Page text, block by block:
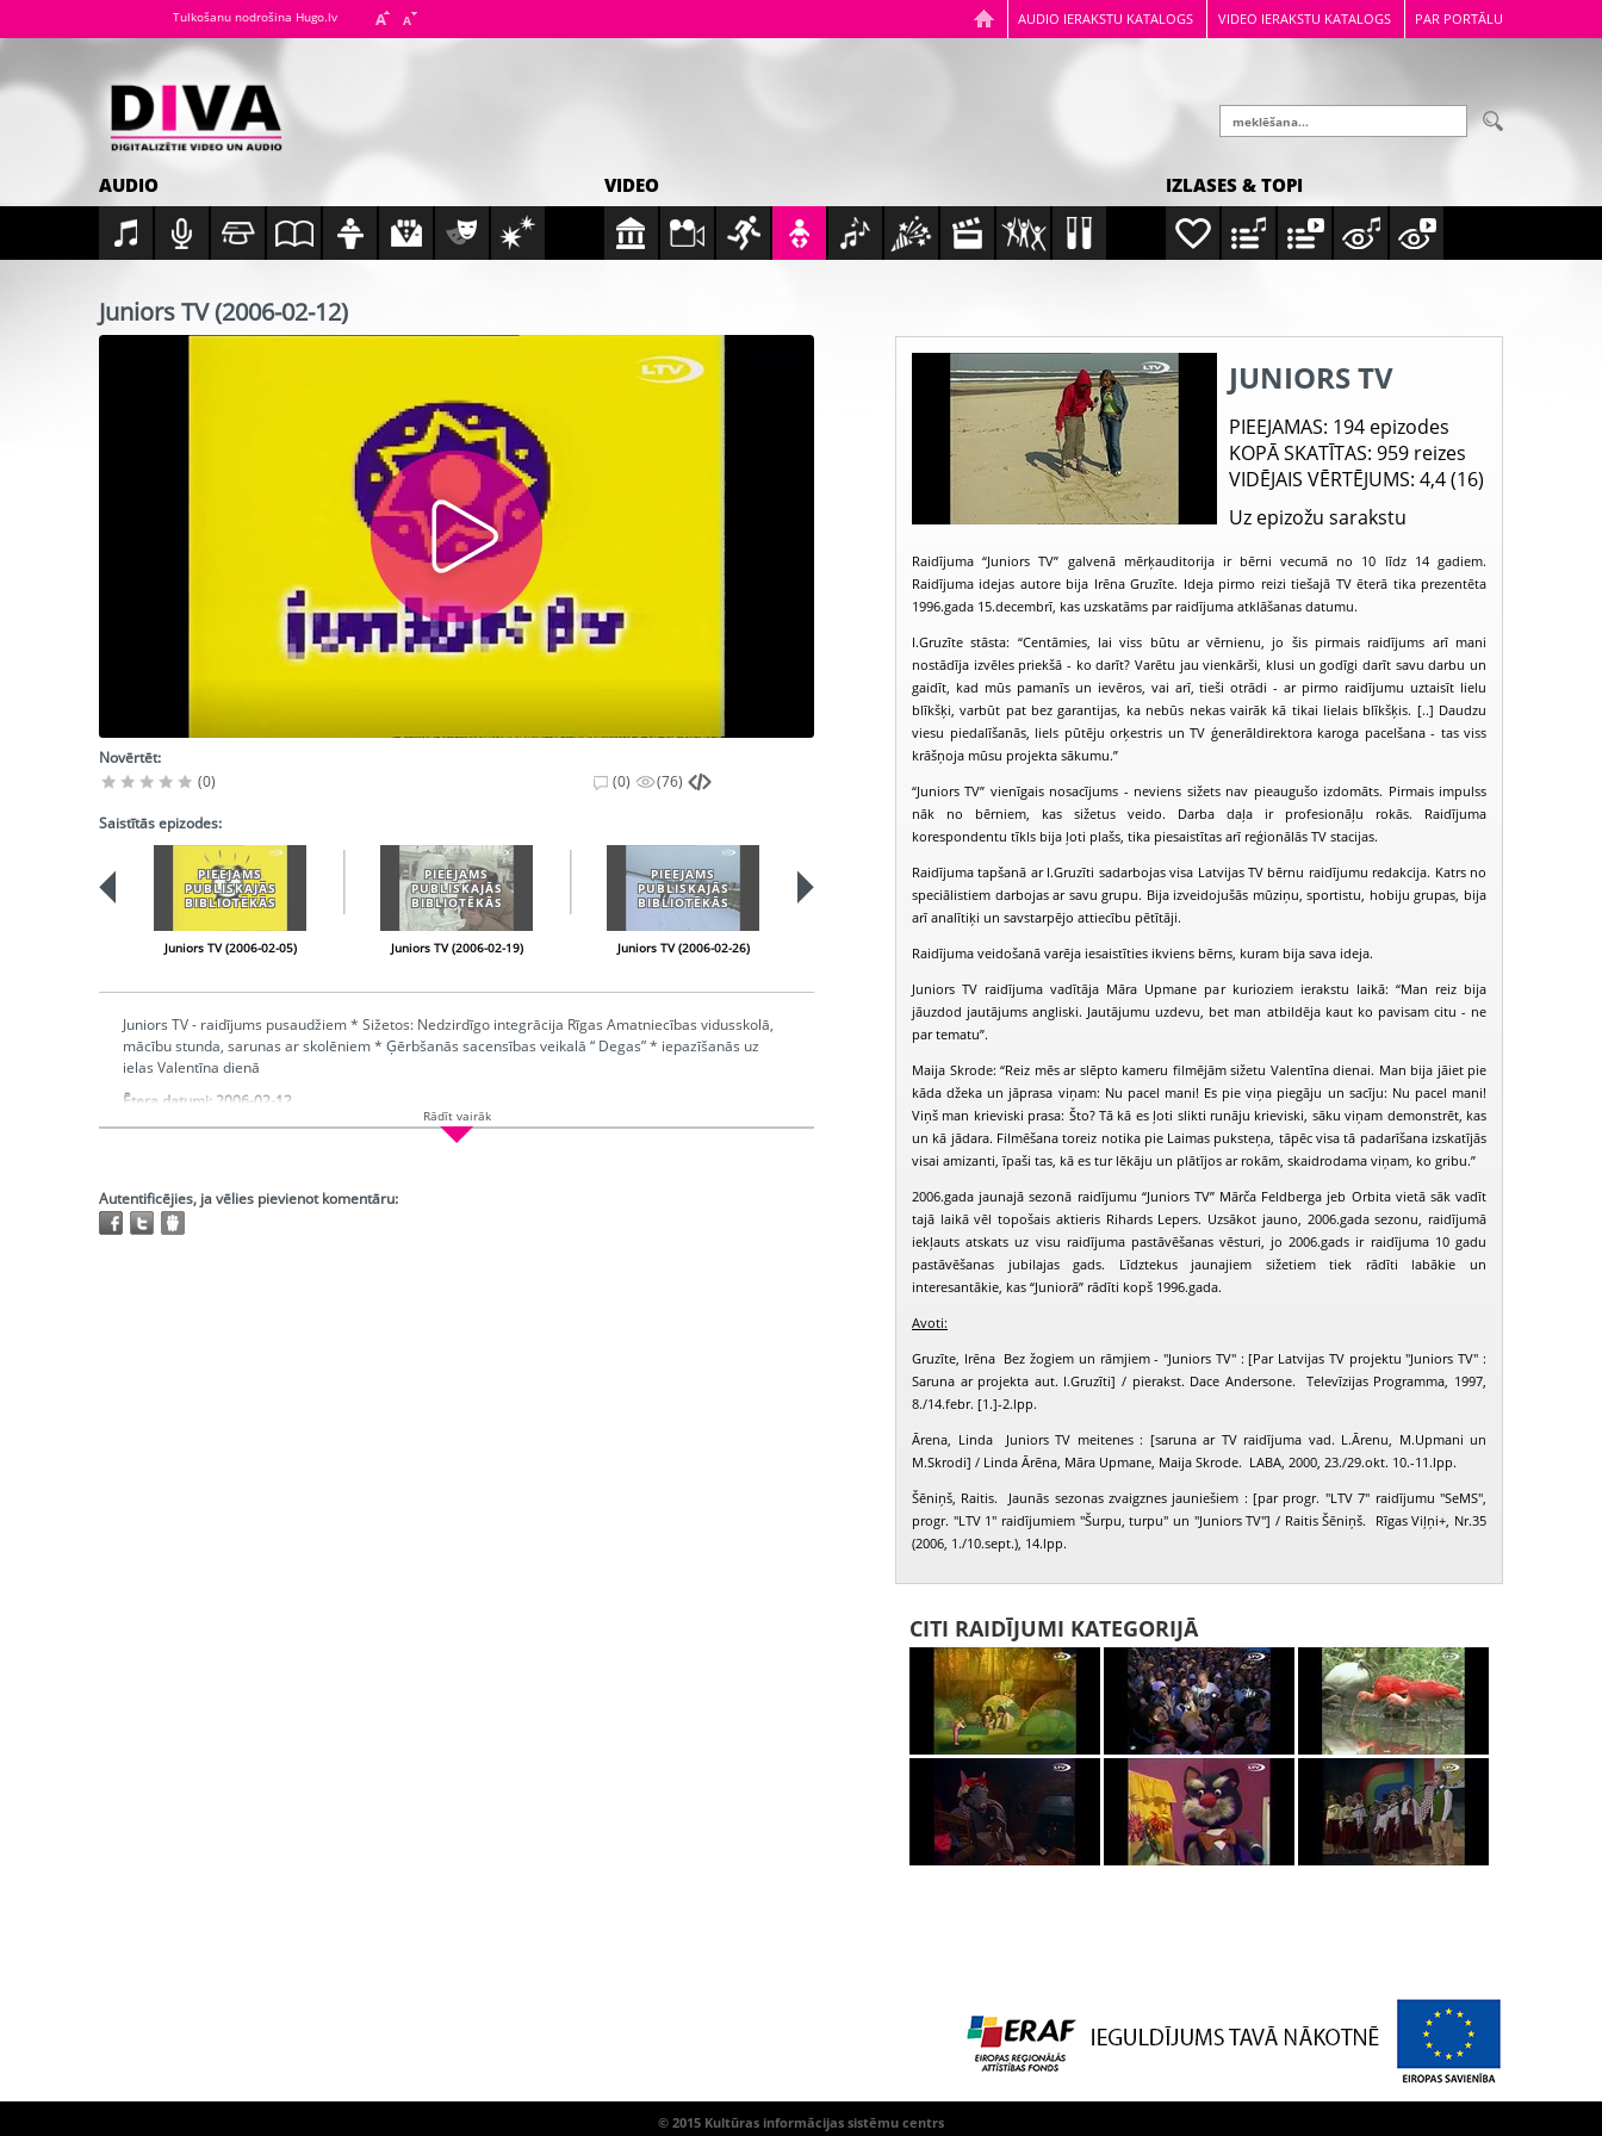
AUDIO IERAKSTU KATALOGS VIDEO IERAKSTU KATALOGS PAR PORTĀLU
Tulkošanu nodrošina Hugo.lv
AUDIO VIDEO IZLASES & TOPI
Juniors TV (2006-02-12)
Novērtēt:
(0)
(0) (76)
Saistītās epizodes:
PIEEJAMS
PUBLISKAJĀS
BIBLIOTĒKĀS
Juniors TV (2006-02-05)
PIEEJAMS
PUBLISKAJĀS
BIBLIOTĒKĀS
Juniors TV (2006-02-19)
PIEEJAMS
PUBLISKAJĀS
BIBLIOTĒKĀS
Juniors TV (2006-02-26)
PIEEJAMS
PUBLISKAJĀS
BIBLIOTĒKĀS
Juniors TV (2006-03-05)
PIEEJAMS
PUBLISKAJĀS
BIBLIOTĒKĀS
Juniors TV (2006-03-12) Juniors TV (2006-03-19)
Juniors TV - raidījums pusaudžiem * Sižetos: Nedzirdīgo integrācija Rīgas Amatniecības vidusskolā,
mācību stunda, sarunas ar skolēniem * Ģērbšanās sacensības veikalā “ Degas” * iepazīšanās uz
ielas Valentīna dienā
Ētera datumi: 2006-02-12
Hronometrāža:0:26:40
Feldbergs Mārcis, Ikstena Eva, Lūse Ilga, Ziemele Iveta, Tarasjuka Liene, Reimane Inga, Zariņa
Atskaņojams: visur
Trešo pušu autortiesības:
Rādīt vairāk
Autentificējies, ja vēlies pievienot komentāru:
JUNIORS TV
PIEEJAMAS: 194 epizodes
KOPĀ SKATĪTAS: 959 reizes
VIDĒJAIS VĒRTĒJUMS: 4,4 (16)
Uz epizožu sarakstu
Raidījuma “Juniors TV” galvenā mērķauditorija ir bērni vecumā no 10 līdz 14 gadiem.
Raidījuma idejas autore bija Irēna Gruzīte. Ideja pirmo reizi tiešajā TV ēterā tika prezentēta
1996.gada 15.decembrī, kas uzskatāms par raidījuma atklāšanas datumu.
I.Gruzīte stāsta: “Centāmies, lai viss būtu ar vērnienu, jo šis pirmais raidījums arī mani
nostādīja izvēles priekšā - ko darīt? Varētu jau vienkārši, klusi un godīgi darīt savu darbu un
gaidīt, kad mūs pamanīs un ievēros, vai arī, tieši otrādi - ar pirmo raidījumu uztaisīt lielu
blīkšķi, varbūt pat bez garantijas, ka nebūs nekas vairāk kā tikai lielais blīkšķis. [..] Daudzu
viesu piedalīšanās, liels pūtēju orķestris un TV ģenerāldirektora karoga pacelšana - tas viss
krāšņoja mūsu projekta sākumu.”
“Juniors TV” vienīgais nosacījums - neviens sižets nav pieaugušo izdomāts. Pirmais impulss
nāk no bērniem, kas sižetus veido. Darba daļa ir profesionāļu rokās. Raidījuma
korespondentu tīkls bija ļoti plašs, tika piesaistītas arī reģionālās TV stacijas.
Raidījuma tapšanā ar I.Gruzīti sadarbojas visa Latvijas TV bērnu raidījumu redakcija. Katrs no
speciālistiem darbojas ar savu grupu. Bija izveidojušās mūziņu, sportistu, hobiju grupas, bija
arī analītiķi un savstarpējo attiecību pētītāji.
Raidījuma veidošanā varēja iesaistīties ikviens bērns, kuram bija sava ideja.
Juniors TV raidījuma vadītāja Māra Upmane par kurioziem ierakstu laikā: “Man reiz bija
jāuzdod jautājums angliski. Jautājumu uzdevu, bet man atbildēja kaut ko pavisam citu - ne
par tematu”.
Maija Skrode: “Reiz mēs ar slēpto kameru filmējām sižetu Valentīna dienai. Man bija jāiet pie
kāda džeka un jāprasa viņam: Nu pacel mani! Es pie viņa piegāju un sacīju: Nu pacel mani!
Viņš man krieviski prasa: Što? Tā kā es ļoti slikti runāju krieviski, sāku viņam demonstrēt, kas
un kā jādara. Filmēšana toreiz notika pie Laimas puksteņa, tāpēc visa tā padarīšana izskatījās
visai amizanti, īpaši tas, kā es tur lēkāju un plātījos ar rokām, skaidrodama viņam, ko gribu.”
2006.gada jaunajā sezonā raidījumu “Juniors TV” Mārča Feldberga jeb Orbita vietā sāk vadīt
tajā laikā vēl topošais aktieris Rihards Lepers. Uzsākot jauno, 2006.gada sezonu, raidījumā
iekļauts atskats uz visu raidījuma pastāvēšanas vēsturi, jo 2006.gads ir raidījuma 10 gadu
pastāvēšanas jubilajas gads. Līdztekus jaunajiem sižetiem tiek rādīti labākie un
interesantākie, kas “Juniorā” rādīti kopš 1996.gada.
Avoti:
Gruzīte, Irēna Bez žogiem un rāmjiem - "Juniors TV" : [Par Latvijas TV projektu "Juniors TV" :
Saruna ar projekta aut. I.Gruzīti] / pierakst. Dace Andersone. Televīzijas Programma, 1997,
8./14.febr. [1.]-2.lpp.
Ārena, Linda Juniors TV meitenes : [saruna ar TV raidījuma vad. L.Ārenu, M.Upmani un
M.Skrodi] / Linda Ārēna, Māra Upmane, Maija Skrode. LABA, 2000, 23./29.okt. 10.-11.lpp.
Šēniņš, Raitis. Jaunās sezonas zvaigznes jauniešiem : [par progr. "LTV 7" raidījumu "SeMS",
progr. "LTV 1" raidījumiem "Šurpu, turpu" un "Juniors TV"] / Raitis Šēniņš. Rīgas Viļņi+, Nr.35
(2006, 1./10.sept.), 14.lpp.
CITI RAIDĪJUMI KATEGORIJĀ
© 2015 Kultūras informācijas sistēmu centrs